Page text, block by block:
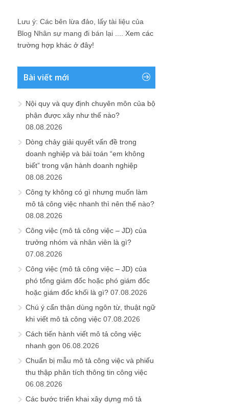
Lưu ý: Các bên lừa đảo, lấy tài liệu của
Blog Nhân sự mang đi bán lại .... Xem các
trường hợp khác ở đây!
Bài viết mới
Nội quy và quy định chuyên môn của bộ
phận được xây như thế nào?
08.08.2026
Dòng chảy giải quyết vấn đề trong
doanh nghiệp và bài toán “em không
biết” trong vận hành doanh nghiệp
08.08.2026
Công ty không có gì nhưng muốn làm
mô tả công việc nhanh thì nên thế nào?
08.08.2026
Công việc (mô tả công việc – JD) của
trưởng nhóm và nhân viên là gì?
07.08.2026
Công việc (mô tả công việc – JD) của
phó tổng giám đốc hoặc phó giám đốc
hoặc giám đốc khối là gì? 07.08.2026
Chú ý cẩn thận dùng ngôn từ, thuật ngữ
khi viết mô tả công việc 07.08.2026
Cách tiến hành viết mô tả công việc
nhanh gọn 06.08.2026
Chuẩn bị mẫu mô tả công việc và phiếu
thu thập phân tích thông tin công việc
06.08.2026
Các bước triển khai xây dựng mô tả